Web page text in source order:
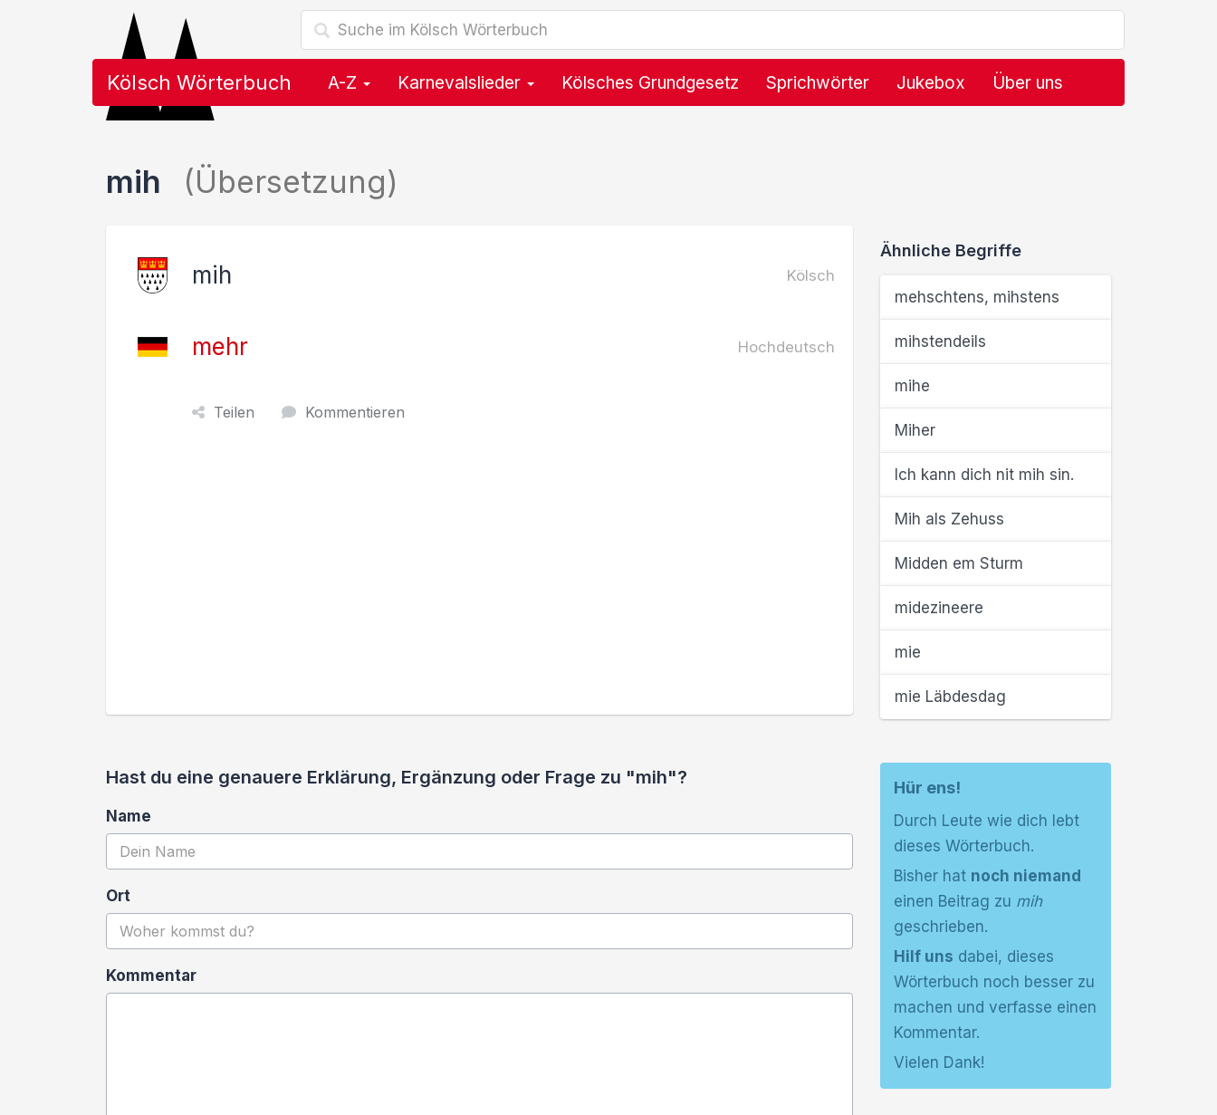
Kölsch Wörterbuch A-Z Karnevalslieder Kölsches Grundgesetz Sprichwörter Jukebox Über uns
mih (Übersetzung)
mih Kölsch
mehr Hochdeutsch
Teilen Kommentieren
Ähnliche Begriffe
mehschtens, mihstens
mihstendeils
mihe
Miher
Ich kann dich nit mih sin.
Mih als Zehuss
Midden em Sturm
midezineere
mie
mie Läbdesdag
Hast du eine genauere Erklärung, Ergänzung oder Frage zu "mih"?
Name
Ort
Kommentar
Hür ens!
Durch Leute wie dich lebt
dieses Wörterbuch.
Bisher hat noch niemand
einen Beitrag zu mih
geschrieben.
Hilf uns dabei, dieses
Wörterbuch noch besser zu
machen und verfasse einen
Kommentar.
Vielen Dank!